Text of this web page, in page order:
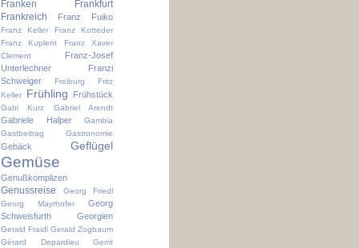
Franken
Frankfurt
Frankreich
Franz Fuiko
Franz Keller
Franz Kotteder
Franz Kuplent
Franz Xaver
Clement
Franz-Josef
Unterlechner
Franzi
Schweiger
Freiburg
Fritz
Keller
Frühling Frühstück
Gabi Kurz Gabriel Arendt
Gabriele Halper
Gambia
Gastbeitrag
Gastronomie
Gebäck Geflügel
Gemüse
Genußkomplizen
Genussreise
Georg Friedl
Georg Mayrhofer
Georg
Schweisfurth
Georgien
Gerald Fraidl Gerald Zogbaum
Gérard Depardieu
Gerrit